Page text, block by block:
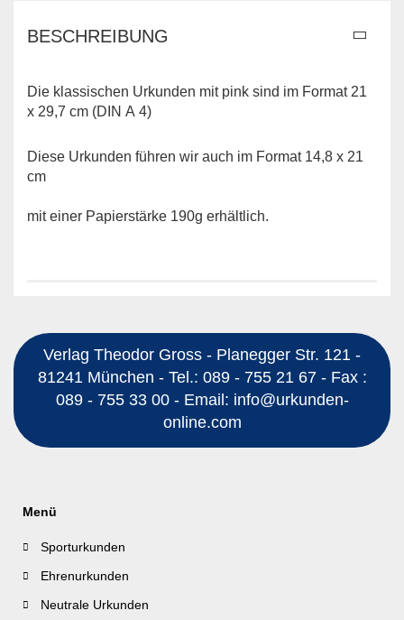
BESCHREIBUNG
Die klassischen Urkunden mit pink sind im Format 21
x 29,7 cm (DIN A 4)
Diese Urkunden führen wir auch im Format 14,8 x 21
cm
mit einer Papierstärke 190g erhältlich.
Verlag Theodor Gross - Planegger Str. 121 -
81241 München - Tel.: 089 - 755 21 67 - Fax :
089 - 755 33 00 - Email: info@urkunden-
online.com
Menü
Sporturkunden
Ehrenurkunden
Neutrale Urkunden